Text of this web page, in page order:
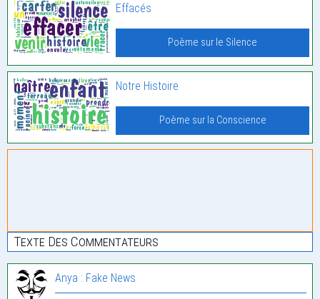
Effacés
Poème sur le Silence
Notre Histoire
Poème sur la Conscience
Texte Des Commentateurs
Anya : Fake News